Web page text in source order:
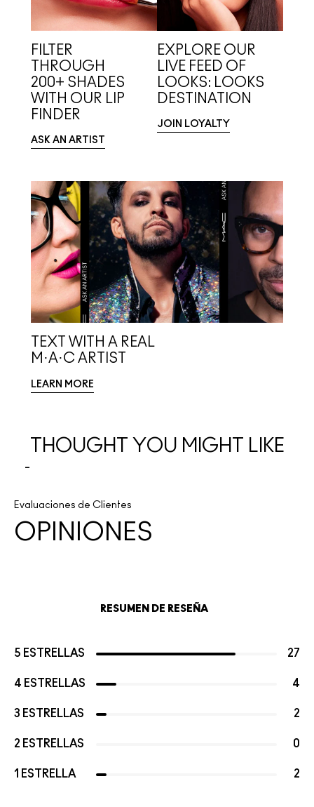
FILTER
THROUGH
200+ SHADES
WITH OUR LIP
FINDER
ASK AN ARTIST
EXPLORE OUR
LIVE FEED OF
LOOKS: LOOKS
DESTINATION
JOIN LOYALTY
TEXT WITH A REAL
M·A·C ARTIST
LEARN MORE
THOUGHT YOU MIGHT LIKE
Evaluaciones de Clientes
OPINIONES
RESUMEN DE RESEÑA
5 ESTRELLAS 27
4 ESTRELLAS 4
3 ESTRELLAS 2
2 ESTRELLAS 0
1 ESTRELLA 2